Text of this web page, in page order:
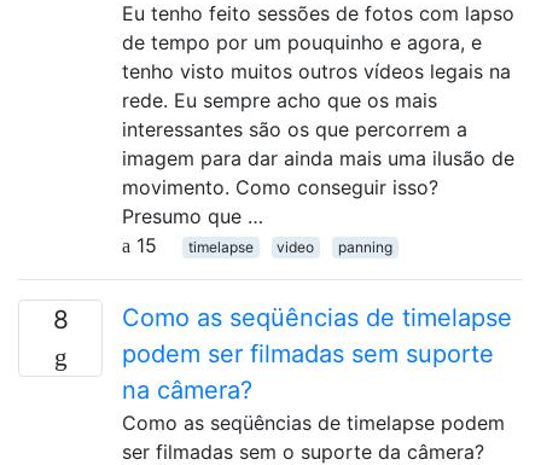
Eu tenho feito sessões de fotos com lapso
de tempo por um pouquinho e agora, e
tenho visto muitos outros vídeos legais na
rede. Eu sempre acho que os mais
interessantes são os que percorrem a
imagem para dar ainda mais uma ilusão de
movimento. Como conseguir isso?
Presumo que …
15
timelapse video panning
8
Como as seqüências de timelapse
podem ser filmadas sem suporte
na câmera?
Como as seqüências de timelapse podem
ser filmadas sem o suporte da câmera?